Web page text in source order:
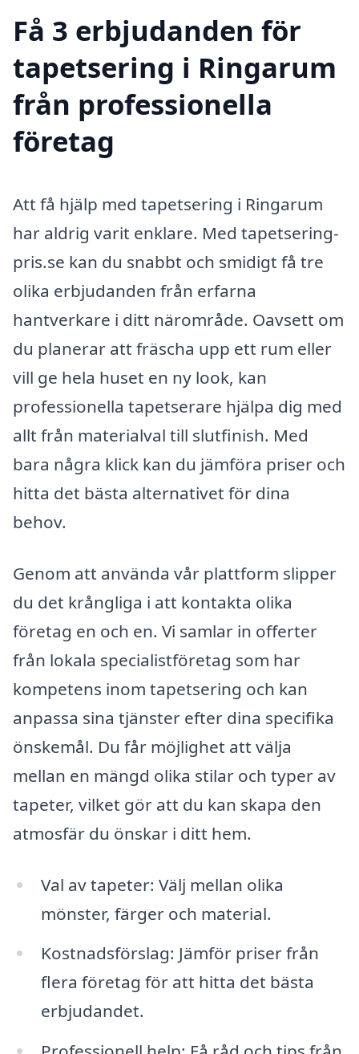
Få 3 erbjudanden för
tapetsering i Ringarum
från professionella
företag
Att få hjälp med tapetsering i Ringarum
har aldrig varit enklare. Med tapetsering-
pris.se kan du snabbt och smidigt få tre
olika erbjudanden från erfarna
hantverkare i ditt närområde. Oavsett om
du planerar att fräscha upp ett rum eller
vill ge hela huset en ny look, kan
professionella tapetserare hjälpa dig med
allt från materialval till slutfinish. Med
bara några klick kan du jämföra priser och
hitta det bästa alternativet för dina
behov.
Genom att använda vår plattform slipper
du det krångliga i att kontakta olika
företag en och en. Vi samlar in offerter
från lokala specialistföretag som har
kompetens inom tapetsering och kan
anpassa sina tjänster efter dina specifika
önskemål. Du får möjlighet att välja
mellan en mängd olika stilar och typer av
tapeter, vilket gör att du kan skapa den
atmosfär du önskar i ditt hem.
Val av tapeter: Välj mellan olika
mönster, färger och material.
Kostnadsförslag: Jämför priser från
flera företag för att hitta det bästa
erbjudandet.